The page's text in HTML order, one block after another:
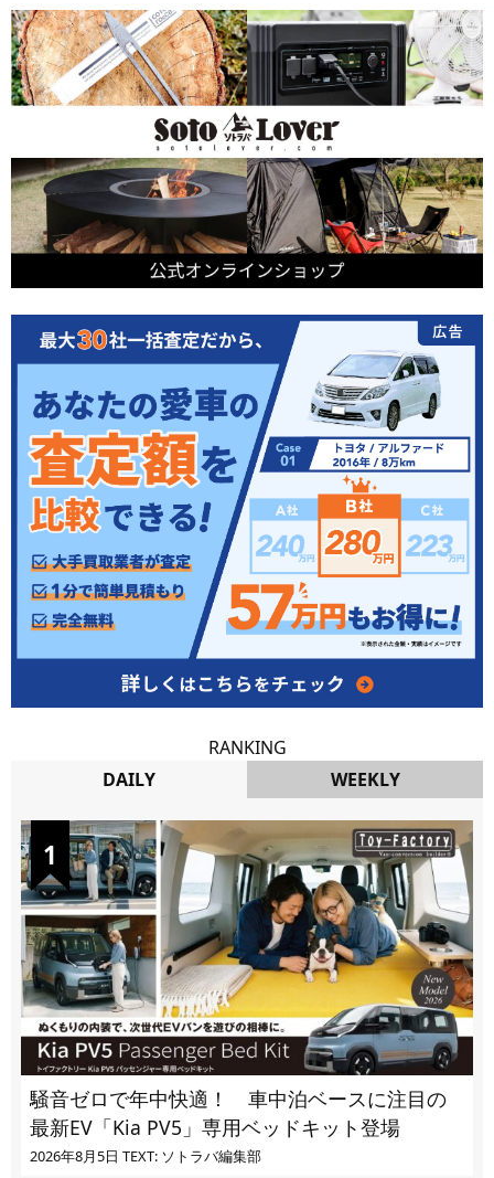
RANKING
DAILY
WEEKLY
騒音ゼロで年中快適！ 車中泊ベースに注目の
最新EV「Kia PV5」専用ベッドキット登場
2026年8月5日 TEXT: ソトラバ編集部